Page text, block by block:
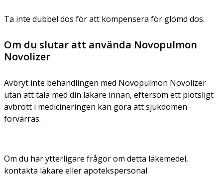
Ta inte dubbel dos för att kompensera för glömd dos.
Om du slutar att använda Novopulmon
Novolizer
Avbryt inte behandlingen med Novopulmon Novolizer
utan att tala med din läkare innan, eftersom ett plötsligt
avbrott i medicineringen kan göra att sjukdomen
förvärras.
Om du har ytterligare frågor om detta läkemedel,
kontakta läkare eller apotekspersonal.